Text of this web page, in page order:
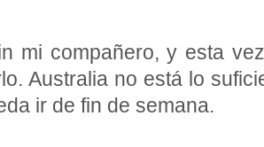
mi compañero, y esta
Australia no está lo
ir de fin de semana.